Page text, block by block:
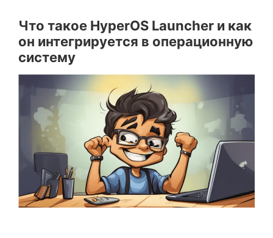
Что такое HyperOS Launcher и как
он интегрируется в операционную
систему